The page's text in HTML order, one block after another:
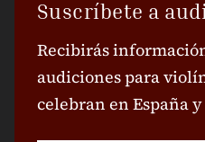
Suscríbete a
Recibirás
audiciones para
celebran en España